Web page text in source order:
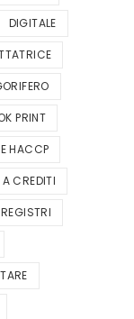
DIGITALE
PRINT
HACCP
A CREDITI
REGISTRI